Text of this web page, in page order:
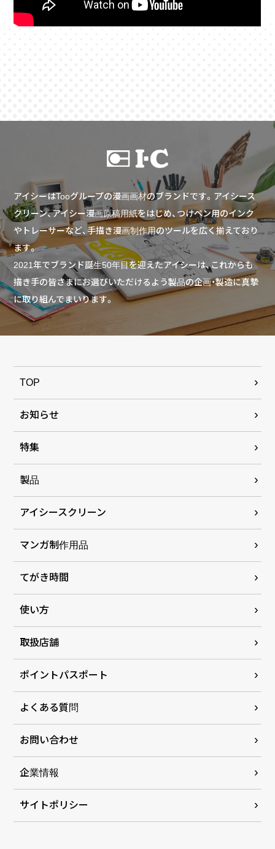
アイシーはTooグループの漫画画材のブランドです。アイシース
クリーン、アイシー漫画原稿用紙をはじめ、つけペン用のインク
やトレーサーなど、手描き漫画制作用のツールを広く揃えており
ます。
2021年でブランド誕生50年目を迎えたアイシーは、これからも
描き手の皆さまにお選びいただけるよう製品の企画・製造に真摯
に取り組んでまいります。
TOP
お知らせ
特集
製品
アイシースクリーン
マンガ制作用品
てがき時間
使い方
取扱店舗
ポイントパスポート
よくある質問
お問い合わせ
企業情報
サイトポリシー